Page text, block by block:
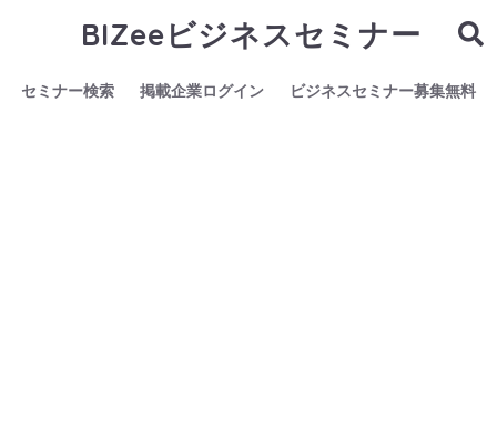
BIZeeビジネスセミナー
セミナー検索 掲載企業ログイン ビジネスセミナー募集無料